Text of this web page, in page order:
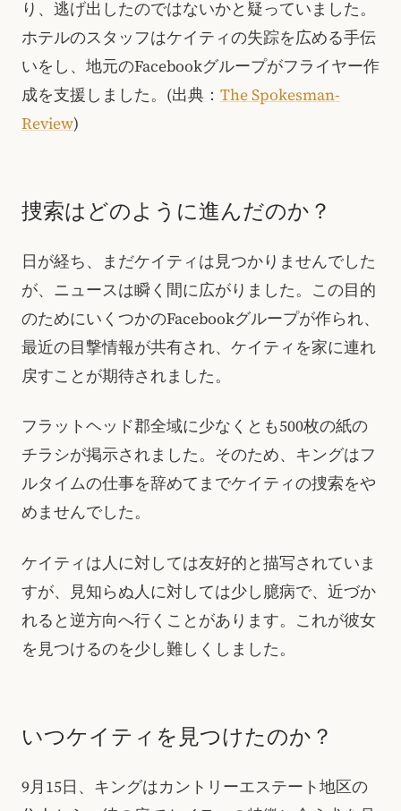
り、逃げ出したのではないかと疑っていました。
ホテルのスタッフはケイティの失踪を広める手伝
いをし、地元のFacebookグループがフライヤー作
成を支援しました。(出典： The Spokesman-
Review)
捜索はどのように進んだのか？
日が経ち、まだケイティは見つかりませんでした
が、ニュースは瞬く間に広がりました。この目的
のためにいくつかのFacebookグループが作られ、
最近の目撃情報が共有され、ケイティを家に連れ
戻すことが期待されました。
フラットヘッド郡全域に少なくとも500枚の紙の
チラシが掲示されました。そのため、キングはフ
ルタイムの仕事を辞めてまでケイティの捜索をや
めませんでした。
ケイティは人に対しては友好的と描写されていま
すが、見知らぬ人に対しては少し臆病で、近づか
れると逆方向へ行くことがあります。これが彼女
を見つけるのを少し難しくしました。
いつケイティを見つけたのか？
9月15日、キングはカントリーエステート地区の